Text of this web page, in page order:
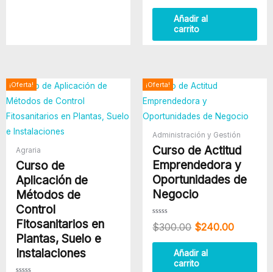
de
Añadir al
carrito
¡Oferta!
Agraria
Curso de
Aplicación de
Métodos de
Control
Fitosanitarios en
Plantas, Suelo e
Instalaciones
El
precio
era:
$340.00.
El
es:
¡Oferta!
Administración y Gestión
Curso de Actitud
Emprendedora y
Oportunidades de
Negocio
Valorado
con
de
$300.00
El
precio
original
era:
$300.00.
$240.00
es:
Añadir al
carrito